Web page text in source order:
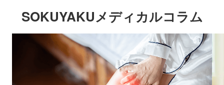
SOKUYAKUメディカルコラム